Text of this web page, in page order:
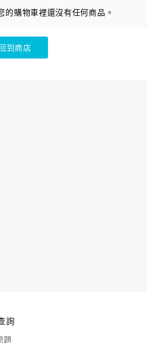
的購物車裡還沒有任何商品。
到商店
詢
題